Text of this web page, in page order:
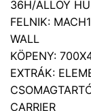
36H/ALLOY
FELNIK:
WALL
KÖPENY:
EXTRÁK:
CARRIER